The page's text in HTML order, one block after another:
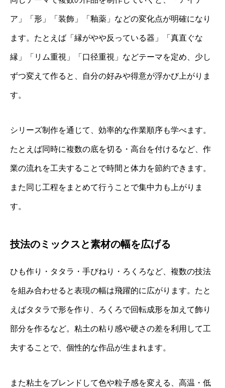
ア」「形」「装飾」「釉薬」などの変化点が明確になり
ます。たとえば「縁がやや反っている器」「真直ぐな
縁」「リム重視」「口径重視」などテーマを定め、少し
ずつ変えて作ると、自分の好みや得意が浮かび上がりま
す。
シリーズ制作を通じて、効率的な作業順序も学べます。
たとえば同時に複数の底を切る・高台を付けるなど、作
業の流れを工夫することで時間と体力を節約できます。
また同じ工程をまとめて行うことで集中力も上がりま
す。
技法のミックスと素材の幅を広げる
ひも作り・タタラ・手びねり・ろくろなど、複数の技法
を組み合わせると表現の幅は飛躍的に広がります。たと
えばタタラで形を作り、ろくろで回転成形を加えて飾り
部分を作るなど。粘土の粘り感や硬さの差を利用して工
夫することで、個性的な作品が生まれます。
また粘土をブレンドして色や粒子感を変える、高温・低